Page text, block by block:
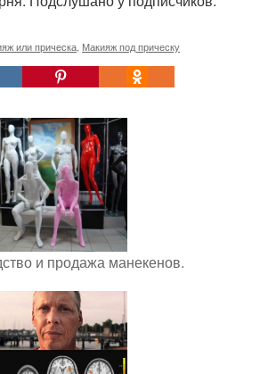
или прическа Макияж под прическу
и продажа манекенов.